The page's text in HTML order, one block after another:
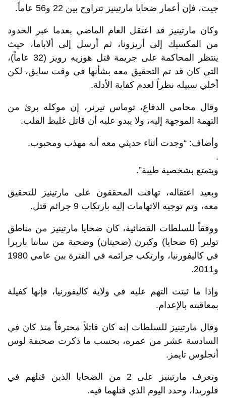
جيت، فإن أعمار ضحايا مارتينيز تتراوح بين 22 و56 عاماً.
وكان مارتينيز قد اعتقل العام الماضي بعدما عبر الحدود
من المكسيك إلى أريزونا، ثم أرسل إلى ألاباما، حيث
ينتظر المحاكمة على جريمة قتل هوزيه رويز (32 عاماً)،
التي كان قد تم التحقيق معه بشأنها في وقت سابق، لكن
أخلي سبيله نظراً لعدم كفاية الأدلة.
وقال محامي الدفاع، توماس تيرنر، إن موكله برئ من
التهمة الموجهة إليه، ولا يبدو عليه أن قاتل غليظ القلب.
وأضاف: “وجدت أثناء حديثي معه أنه مهذب ومحبوب.
.
ويتمتع بشخصية طيبة”.
وبعيد اعتقاله، تهافت المحققون على مارتينيز للتحقيق
معه، وتم توجيه الاتهامات إليه بارتكاب 9 جرائم قتل.
ووفقاً للسلطات القضائية، كان ضحايا مارتينيز من مناطق
تولير (6 ضحايا) وكيرن (ضحيتان) وضحية من سانتا باربرا
في كاليفورنيا، وارتكب جرائمه في الفترة بين عامي 1980
و2011.
وإذا ما ثبتت التهم عليه في ولاية كاليفورنيا، فإنها كفيلة
بمعاقبته بالإعدام.
وقال مارتينيز للسلطات إنه كان قاتلاً محترفاً منذ كان في
السادسة عشر من عمره، بحسب ما ذكرت صحيفة لوس
أنجلوس تايمز.
وتعرف مارتينيز على 2 من الضحايا الذين قتلهم في
فلوريدا، وحدد اليوم الذي قتلهما فيه.